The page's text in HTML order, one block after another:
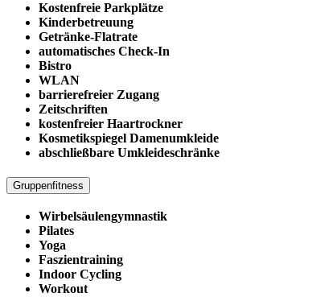
Kostenfreie Parkplätze
Kinderbetreuung
Getränke-Flatrate
automatisches Check-In
Bistro
WLAN
barrierefreier Zugang
Zeitschriften
kostenfreier Haartrockner
Kosmetikspiegel Damenumkleide
abschließbare Umkleideschränke
Gruppenfitness
Wirbelsäulengymnastik
Pilates
Yoga
Faszientraining
Indoor Cycling
Workout